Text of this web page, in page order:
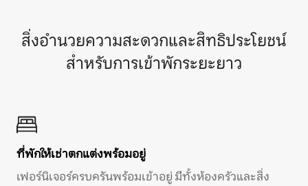
สิ่งอำนวยความสะดวกและสิทธิประโยชน์
สำหรับการเข้าพักระยะยาว
ที่พักให้เช่าตกแต่งพร้อมอยู่
เฟอร์นิเจอร์ครบครันพร้อมเข้าอยู่ มีทั้งห้องครัวและสิ่ง